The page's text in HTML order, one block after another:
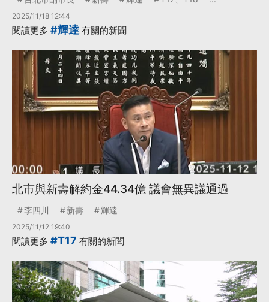
2025/11/18 12:44
閱讀更多 #輝達 有關的新聞
北市與新壽解約金44.34億 議會無異議通過
李四川 新壽 輝達
2025/11/12 19:40
閱讀更多 #T17 有關的新聞